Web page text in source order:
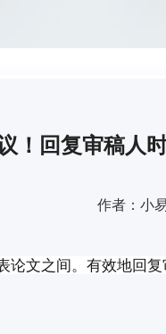
！回复审稿人
作者：小
论文之间。有效地回